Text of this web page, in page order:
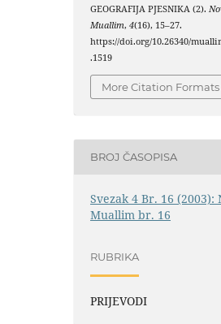
GEOGRAFIJA PJESNIKA (2).
Muallim,4(16), 15–27.
https://doi.org/10.26340/
.1519
More Citation Formats
BROJ ČASOPISA
Svezak 4 Br. 16 (2003):
Muallim br. 16
RUBRIKA
PRIJEVODI